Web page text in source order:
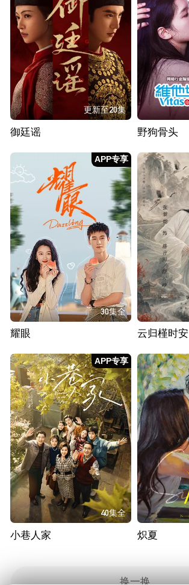
更新至20集
御廷谣 野狗骨头
APP专享
30集全
耀眼 云归槿时安
APP专享
40集全
小巷人家 炽夏
换一换